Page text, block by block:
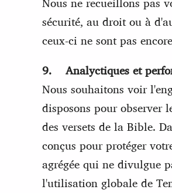
sécurité, au droit ou à
ceux-ci ne sont pas
9. Analyctiques et
Nous souhaitons voir
disposons pour observer
des versets de la Bible.
conçus pour protéger
agrégée qui ne divulgue
l'utilisation globale de